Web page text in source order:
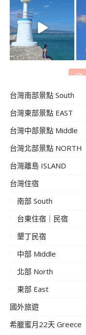
台灣南部景點 South
台灣東部景點 EAST
台灣中部景點 Middle
台灣北部景點 NORTH
台灣離島 ISLAND
台灣住宿
南部 South
台東住宿｜民宿
墾丁民宿
中部 Middle
北部 North
東部 East
國外旅遊
希臘蜜月22天 Greece